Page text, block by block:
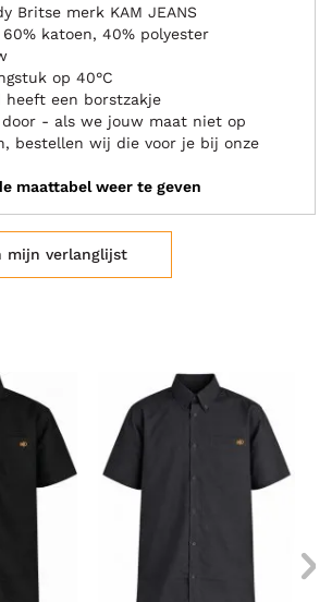
Britse merk KAM JEANS
60% katoen, 40% polyester
op 40°C
heeft een borstzakje
- als we jouw maat niet op
bestellen wij die voor je bij onze
maattabel weer te geven
mijn verlanglijst